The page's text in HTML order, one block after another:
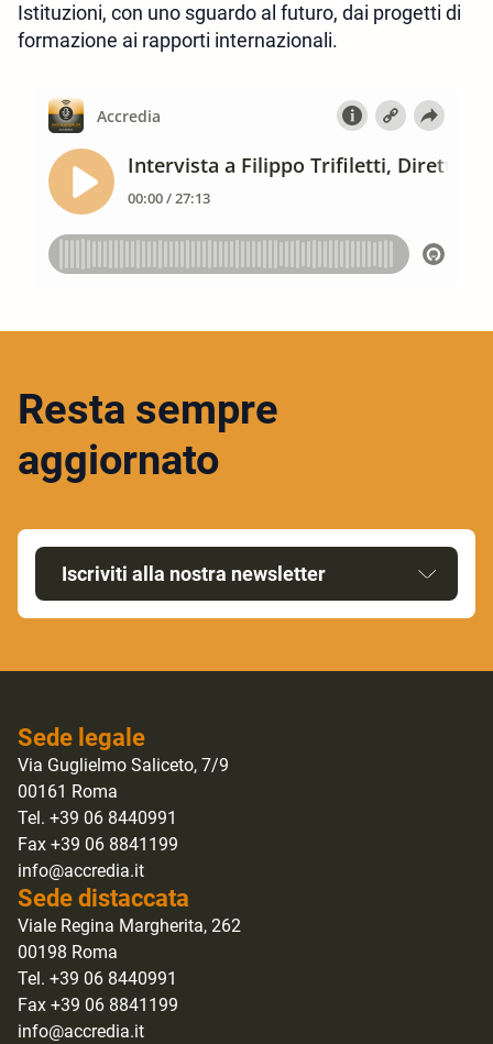
Istituzioni, con uno sguardo al futuro, dai progetti di
formazione ai rapporti internazionali.
Resta sempre
aggiornato
Iscriviti alla nostra newsletter
Sede legale
Via Guglielmo Saliceto, 7/9
00161 Roma
Tel. +39 06 8440991
Fax +39 06 8841199
info@accredia.it
Sede distaccata
Viale Regina Margherita, 262
00198 Roma
Tel. +39 06 8440991
Fax +39 06 8841199
info@accredia.it